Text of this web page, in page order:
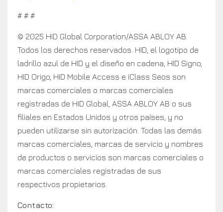
# # #
© 2025 HID Global Corporation/ASSA ABLOY AB.
Todos los derechos reservados. HID, el logotipo de
ladrillo azul de HID y el diseño en cadena, HID Signo,
HID Origo, HID Mobile Access e iClass Seos son
marcas comerciales o marcas comerciales
registradas de HID Global, ASSA ABLOY AB o sus
filiales en Estados Unidos y otros países, y no
pueden utilizarse sin autorización. Todas las demás
marcas comerciales, marcas de servicio y nombres
de productos o servicios son marcas comerciales o
marcas comerciales registradas de sus
respectivos propietarios.
Contacto: